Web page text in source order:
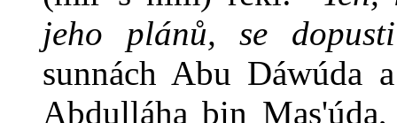
jeho plánů, se
sunnách Abu Dáwúda
Abdulláha bin